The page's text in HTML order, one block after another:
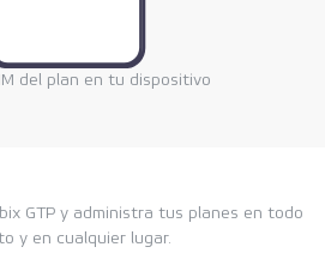
del plan en tu dispositivo
GTP y administra tus planes en todo
y en cualquier lugar.